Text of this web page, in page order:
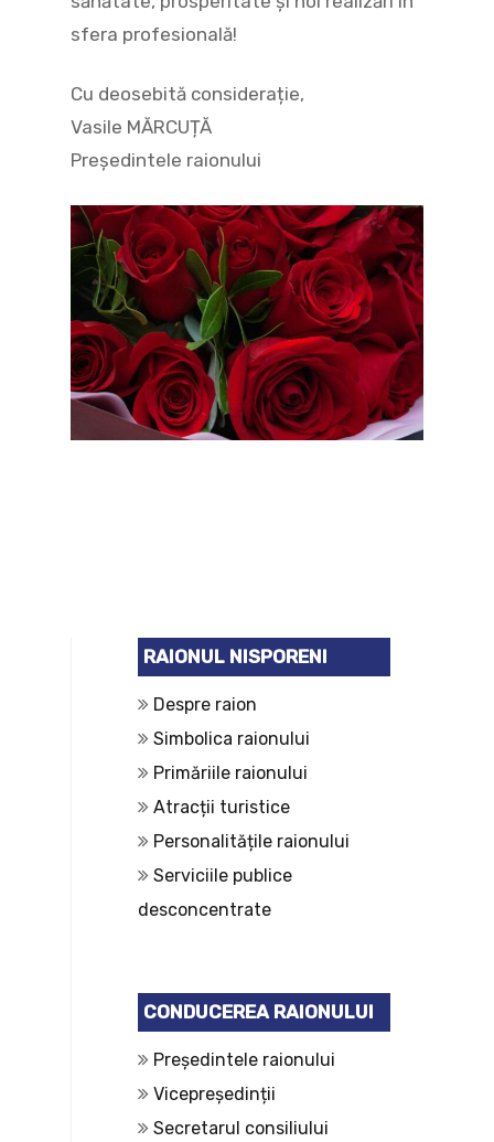
sfera profesională!
Cu deosebită considerație,
Vasile MĂRCUȚĂ
Președintele raionului
RAIONUL NISPORENI
Despre raion
Simbolica raionului
Primăriile raionului
Atracții turistice
Personalitățile raionului
Serviciile publice
desconcentrate
CONDUCEREA RAIONULUI
Președintele raionului
Vicepreședinții
Secretarul consiliului